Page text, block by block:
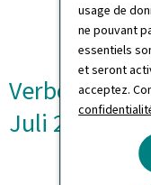
usage de
ne pouvant
essentiels
et seront
acceptez.
Verbot von
Juli 2025